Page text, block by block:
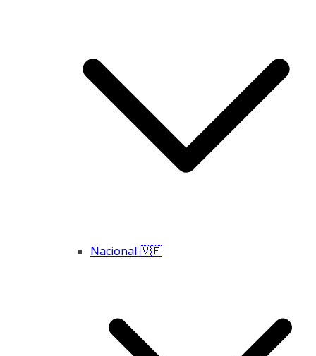
Nacional 🇻🇪